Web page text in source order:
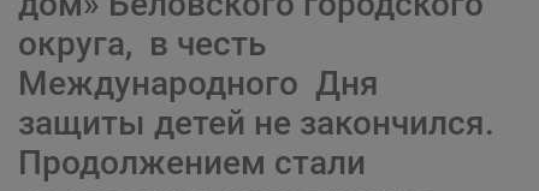
округа, в честь
Международного Дня
защиты детей не закончился.
Продолжением стали